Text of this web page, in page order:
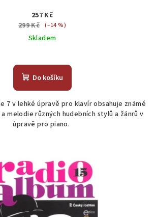
257 Kč
299 Kč (–14 %)
Skladem
hodnocení
produktu
z
5
hvězdiček.
Do košíku
7 v lehké úpravě pro klavír obsahuje známé
melodie různých hudebních stylů a žánrů v
úpravě pro piano.